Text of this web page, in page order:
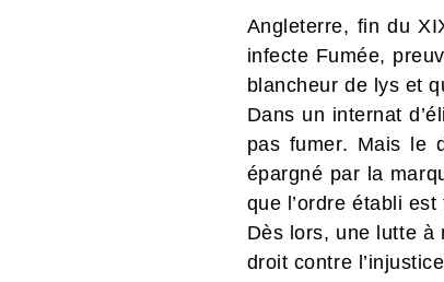
Angleterre, fin du
infecte Fumée,
blancheur de lys et
Dans un internat
pas fumer. Mais le
épargné par la
que l’ordre établi
Dès lors, une lutte à
droit contre